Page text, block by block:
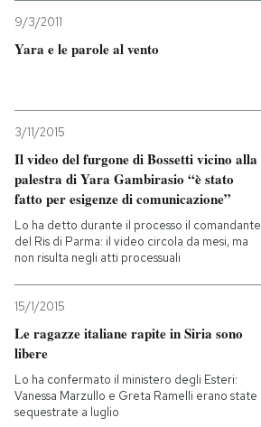
9/3/2011
Yara e le parole al vento
3/11/2015
Il video del furgone di Bossetti vicino alla
palestra di Yara Gambirasio “è stato
fatto per esigenze di comunicazione”
Lo ha detto durante il processo il comandante
del Ris di Parma: il video circola da mesi, ma
non risulta negli atti processuali
15/1/2015
Le ragazze italiane rapite in Siria sono
libere
Lo ha confermato il ministero degli Esteri:
Vanessa Marzullo e Greta Ramelli erano state
sequestrate a luglio